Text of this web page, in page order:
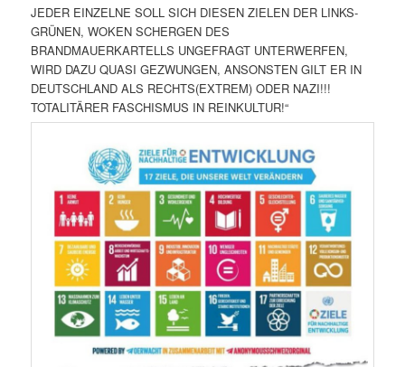
JEDER EINZELNE SOLL SICH DIESEN ZIELEN DER LINKS-
GRÜNEN, WOKEN SCHERGEN DES
BRANDMAUERKARTELLS UNGEFRAGT UNTERWERFEN,
WIRD DAZU QUASI GEZWUNGEN, ANSONSTEN GILT ER IN
DEUTSCHLAND ALS RECHTS(EXTREM) ODER NAZI!!!
TOTALITÄRER FASCHISMUS IN REINKULTUR!“